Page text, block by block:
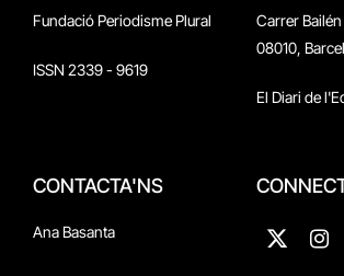
Fundació Periodisme Plural
ISSN 2339 - 9619
Carrer
08010,
El Diari de
CONTACTA'NS
Ana Basanta
X